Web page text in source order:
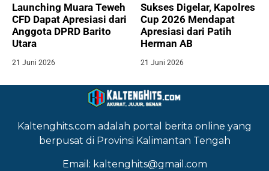
Launching Muara Teweh
CFD Dapat Apresiasi dari
Anggota DPRD Barito
Utara
21 Juni 2026
Sukses Digelar, Kapolres
Cup 2026 Mendapat
Apresiasi dari Patih
Herman AB
21 Juni 2026
Kaltenghits.com adalah portal berita online yang
berpusat di Provinsi Kalimantan Tengah
Email: kaltenghits@gmail.com